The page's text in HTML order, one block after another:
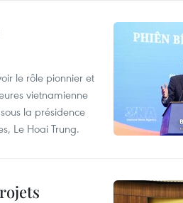
le rôle pionnier et
vietnamienne
la présidence
Le Hoai Trung.